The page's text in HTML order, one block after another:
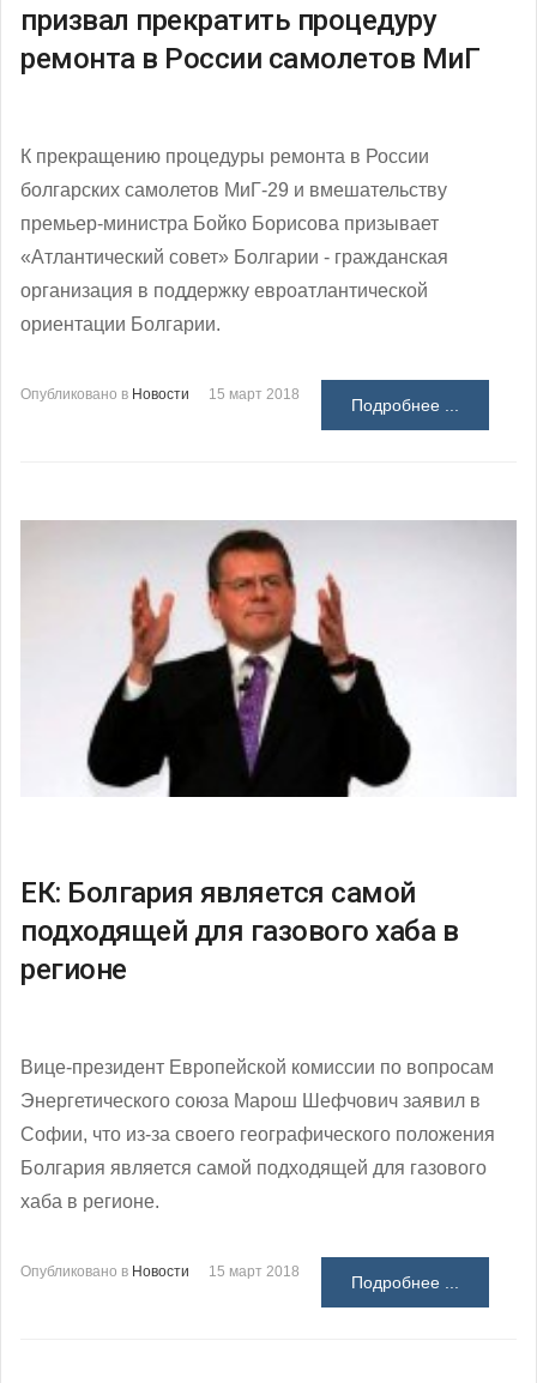
призвал прекратить процедуру
ремонта в России самолетов МиГ
К прекращению процедуры ремонта в России
болгарских самолетов МиГ-29 и вмешательству
премьер-министра Бойко Борисова призывает
«Атлантический совет» Болгарии - гражданская
организация в поддержку евроатлантической
ориентации Болгарии.
Опубликовано в Новости 15 март 2018
Подробнее ...
ЕК: Болгария является самой
подходящей для газового хаба в
регионе
Вице-президент Европейской комиссии по вопросам
Энергетического союза Марош Шефчович заявил в
Софии, что из-за своего географического положения
Болгария является самой подходящей для газового
хаба в регионе.
Опубликовано в Новости 15 март 2018
Подробнее ...